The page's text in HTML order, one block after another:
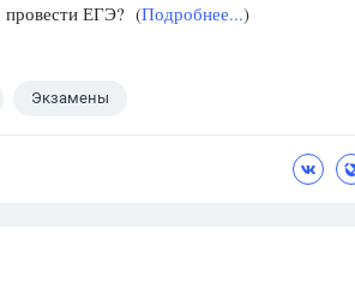
провести ЕГЭ? (Подробнее...)
Экзамены